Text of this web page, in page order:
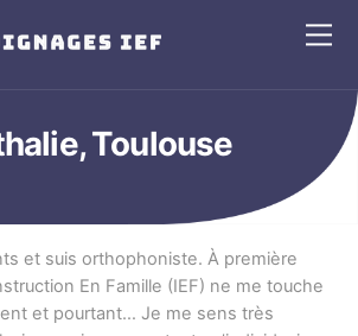
Toulouse
et suis orthophoniste. À première
En Famille (IEF) ne me touche
et pourtant… Je me sens très